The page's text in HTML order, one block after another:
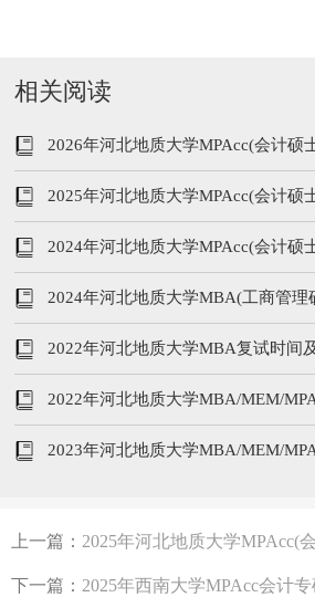
相关阅读
2026年河北地质大学MPAcc(会计硕
229/102/51
2025年河北地质大学MPAcc(会计硕
203/130‌/50
2024年河北地质大学MPAcc(会计硕
201/104‌/52
2024年河北地质大学MBA(工商管理
2022年河北地质大学MBA复试时间
2022年河北地质大学MBA/MEM/
2023年河北地质大学MBA/MEM/
上一篇： 2025年河北地质大学MPAcc(
203/130‌/50
下一篇： 2025年西南大学MPAcc会计专